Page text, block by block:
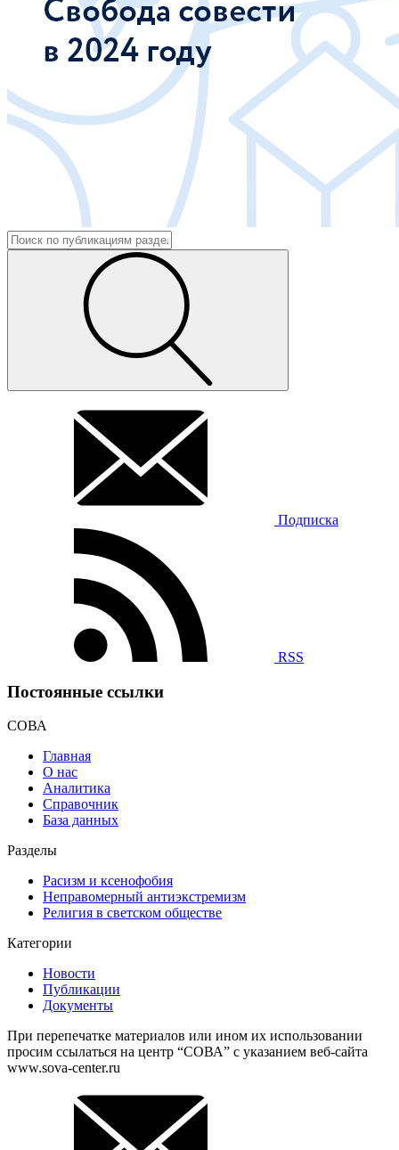
Подписка
RSS
Постоянные ссылки
СОВА
Главная
О нас
Аналитика
Справочник
База данных
Разделы
Расизм и ксенофобия
Неправомерный антиэкстремизм
Религия в светском обществе
Категории
Новости
Публикации
Документы
При перепечатке материалов или ином их использовании
просим ссылаться на центр “СОВА” с указанием веб-сайта
www.sova-center.ru